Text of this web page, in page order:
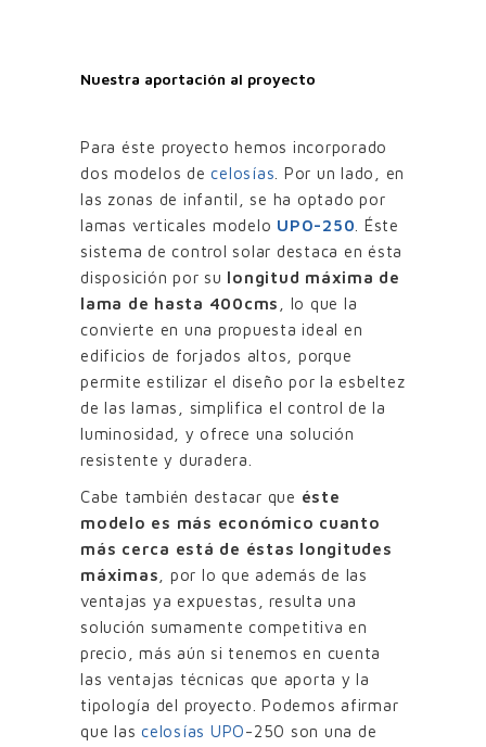
Nuestra aportación al proyecto
Para éste proyecto hemos incorporado
dos modelos de celosías . Por un lado, en
las zonas de infantil, se ha optado por
lamas verticales modelo UPO-250 . Éste
sistema de control solar destaca en ésta
disposición por su longitud máxima de
lama de hasta 400cms
, lo que la
convierte en una propuesta ideal en
edificios de forjados altos, porque
permite estilizar el diseño por la esbeltez
de las lamas, simplifica el control de la
luminosidad, y ofrece una solución
resistente y duradera.
Cabe también destacar que éste
modelo es más económico cuanto
más cerca está de éstas longitudes
máximas , por lo que además de las
ventajas ya expuestas, resulta una
solución sumamente competitiva en
precio, más aún si tenemos en cuenta
las ventajas técnicas que aporta y la
tipología del proyecto. Podemos afirmar
que las celosías UPO-250 son una de